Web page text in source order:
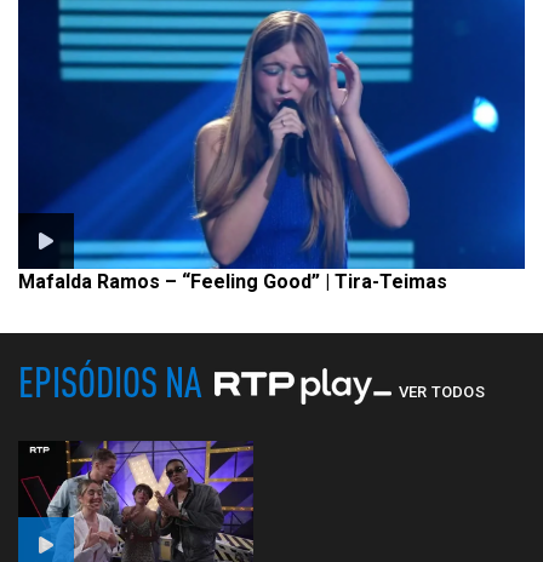
Mafalda Ramos – “Feeling Good” | Tira-Teimas
EPISÓDIOS NA VER TODOS